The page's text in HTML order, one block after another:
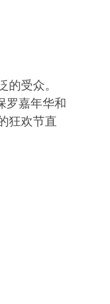
受众。
罗嘉年华和
狂欢节直